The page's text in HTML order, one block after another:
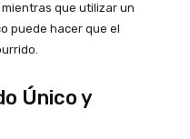
que utilizar un
puede hacer que el
Único y